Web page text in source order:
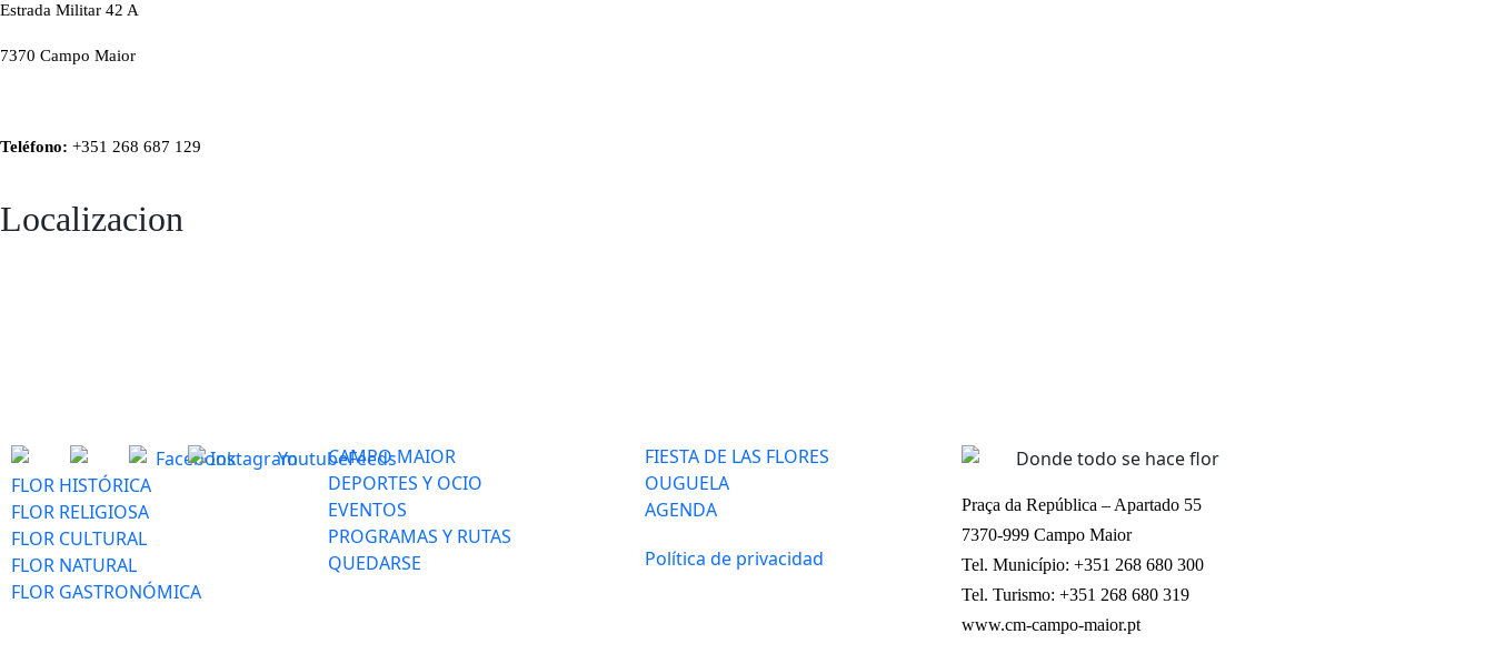
Estrada Militar 42 A
7370 Campo Maior
Teléfono: +351 268 687 129
Localizacion
FLOR HISTÓRICA
FLOR RELIGIOSA
FLOR CULTURAL
FLOR NATURAL
FLOR GASTRONÓMICA
CAMPO MAIOR
DEPORTES Y OCIO
EVENTOS
PROGRAMAS Y RUTAS
QUEDARSE
FIESTA DE LAS FLORES
OUGUELA
AGENDA
Política de privacidad
Praça da República – Apartado 55
7370-999 Campo Maior
Tel. Município: +351 268 680 300
Tel. Turismo: +351 268 680 319
www.cm-campo-maior.pt